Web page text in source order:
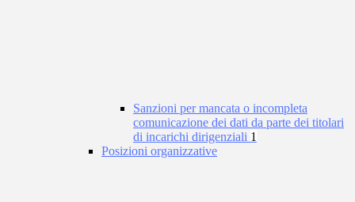
Sanzioni per mancata o incompleta
comunicazione dei dati da parte dei titolari
di incarichi dirigenziali 1
Posizioni organizzative